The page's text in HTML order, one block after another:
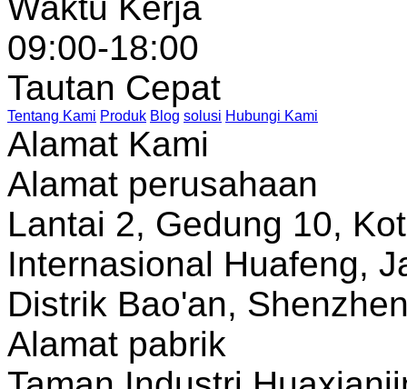
Waktu Kerja
09:00-18:00
Tautan Cepat
Tentang Kami Produk Blog solusi Hubungi Kami
Alamat Kami
Alamat perusahaan
Lantai 2, Gedung 10,
Internasional Huafeng,
Distrik Bao'an,
Alamat pabrik